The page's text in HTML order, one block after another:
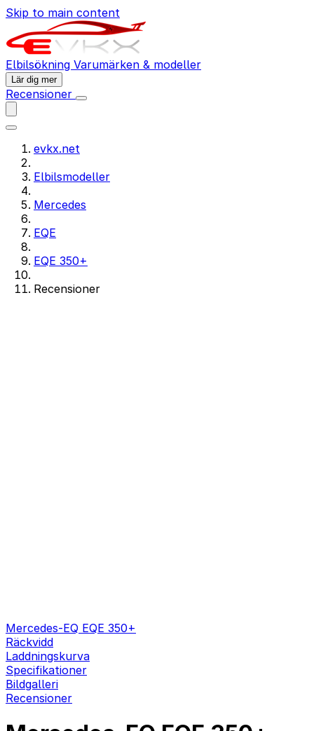
Skip to main content
Elbilsökning Varumärken & modeller
Lär dig mer
Recensioner
evkx.net
Elbilsmodeller
Mercedes
EQE
EQE 350+
Recensioner
Mercedes-EQ EQE 350+
Räckvidd
Laddningskurva
Specifikationer
Bildgalleri
Recensioner